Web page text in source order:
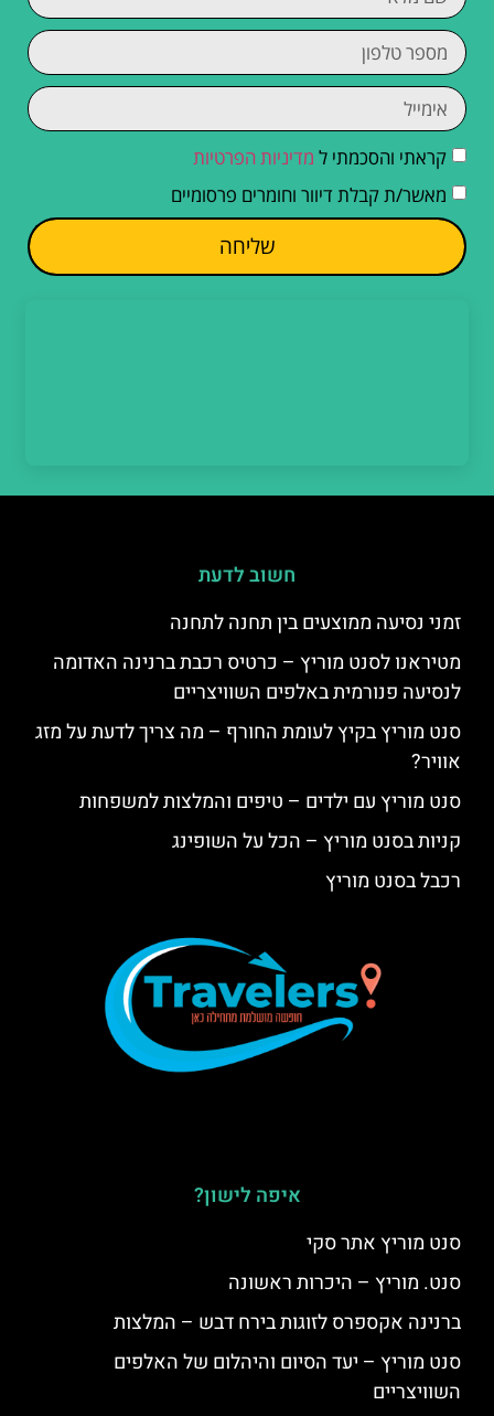
קראתי והסכמתי ל מדיניות הפרטיות
מאשר/ת קבלת דיוור וחומרים פרסומיים
שליחה
חשוב לדעת
זמני נסיעה ממוצעים בין תחנה לתחנה
מטיראנו לסנט מוריץ – כרטיס רכבת ברנינה האדומה
לנסיעה פנורמית באלפים השוויצריים
סנט מוריץ בקיץ לעומת החורף – מה צריך לדעת על מזג
אוויר?
סנט מוריץ עם ילדים – טיפים והמלצות למשפחות
קניות בסנט מוריץ – הכל על השופינג
רכבל בסנט מוריץ
איפה לישון?
סנט מוריץ אתר סקי
סנט. מוריץ – היכרות ראשונה
ברנינה אקספרס לזוגות בירח דבש – המלצות
סנט מוריץ – יעד הסיום והיהלום של האלפים
השוויצריים